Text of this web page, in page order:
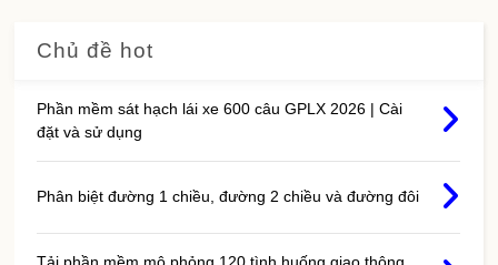
Chủ đề hot
Phần mềm sát hạch lái xe 600 câu GPLX 2026 | Cài
đặt và sử dụng
Phân biệt đường 1 chiều, đường 2 chiều và đường đôi